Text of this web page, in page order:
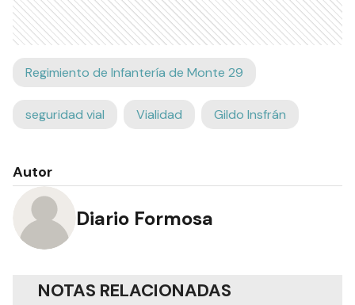
Regimiento de Infantería de Monte 29
seguridad vial Vialidad Gildo Insfrán
Autor
Diario Formosa
NOTAS RELACIONADAS